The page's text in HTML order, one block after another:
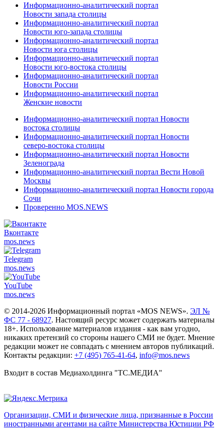
Информационно-аналитический портал
Новости запада столицы
Информационно-аналитический портал
Новости юго-запада столицы
Информационно-аналитический портал
Новости юга столицы
Информационно-аналитический портал
Новости юго-востока столицы
Информационно-аналитический портал
Новости России
Информационно-аналитический портал
Женские новости
Информационно-аналитический портал Новости
востока столицы
Информационно-аналитический портал Новости
северо-востока столицы
Информационно-аналитический портал Новости
Зеленограда
Информационно-аналитический портал Вести Новой
Москвы
Информационно-аналитический портал Новости города
Сочи
Проверенно MOS.NEWS
Вконтакте
mos.news
Telegram
mos.news
YouTube
mos.news
© 2014-2026 Информационный портал «MOS NEWS». ЭЛ №
ФС 77 - 68927. Настоящий ресурс может содержать материалы
18+. Использование материалов издания - как вам угодно,
никаких претензий со стороны нашего СМИ не будет. Мнение
редакции может не совпадать с мнением авторов публикаций.
Контакты редакции: +7 (495) 765-41-64, info@mos.news
Входит в состав Медиахолдинга "ТС.МЕДИА"
Организации, СМИ и физические лица, признанные в России
иностранными агентами на сайте Министерства Юстиции РФ